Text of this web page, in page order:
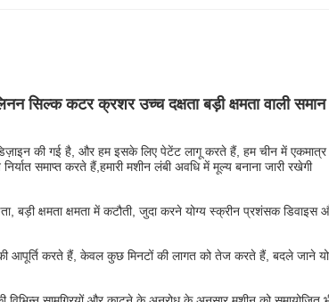
कटर क्रशर उच्च दक्षता बड़ी क्षमता वाली समान
की गई है, और हम इसके लिए पेटेंट लागू करते हैं, हम चीन में एकमात्र
समाप्त करते हैं,हमारी मशीन लंबी अवधि में मूल्य बनाना जारी रखेगी
बड़ी क्षमता क्षमता में कटौती, जुदा करने योग्य स्क्रीन प्रशंसक
आपूर्ति करते हैं, केवल कुछ मिनटों की लागत को तेज करते हैं, बदले जाने